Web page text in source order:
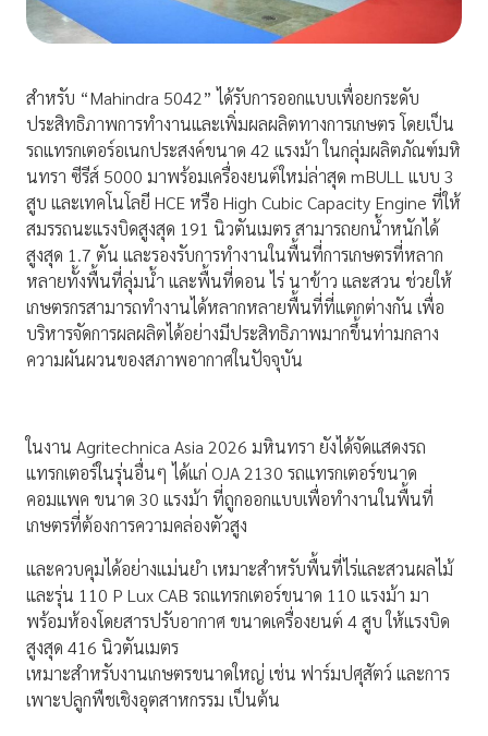
สำหรับ “Mahindra 5042” ได้รับการออกแบบเพื่อยกระดับ
ประสิทธิภาพการทำงานและเพิ่มผลผลิตทางการเกษตร โดยเป็น
รถแทรกเตอร์อเนกประสงค์ขนาด 42 แรงม้า ในกลุ่มผลิตภัณฑ์มหิ
นทรา ซีรีส์ 5000 มาพร้อมเครื่องยนต์ใหม่ล่าสุด mBULL แบบ 3
สูบ และเทคโนโลยี HCE หรือ High Cubic Capacity Engine ที่ให้
สมรรถนะแรงบิดสูงสุด 191 นิวตันเมตร สามารถยกน้ำหนักได้
สูงสุด 1.7 ตัน และรองรับการทำงานในพื้นที่การเกษตรที่หลาก
หลายทั้งพื้นที่ลุ่มน้ำ และพื้นที่ดอน ไร่ นาข้าว และสวน ช่วยให้
เกษตรกรสามารถทำงานได้หลากหลายพื้นที่ที่แตกต่างกัน เพื่อ
บริหารจัดการผลผลิตได้อย่างมีประสิทธิภาพมากขึ้นท่ามกลาง
ความผันผวนของสภาพอากาศในปัจจุบัน
ในงาน Agritechnica Asia 2026 มหินทรา ยังได้จัดแสดงรถ
แทรกเตอร์ในรุ่นอื่นๆ ได้แก่ OJA 2130 รถแทรกเตอร์ขนาด
คอมแพค ขนาด 30 แรงม้า ที่ถูกออกแบบเพื่อทำงานในพื้นที่
เกษตรที่ต้องการความคล่องตัวสูง
และควบคุมได้อย่างแม่นยำ เหมาะสำหรับพื้นที่ไร่และสวนผลไม้
และรุ่น 110 P Lux CAB รถแทรกเตอร์ขนาด 110 แรงม้า มา
พร้อมห้องโดยสารปรับอากาศ ขนาดเครื่องยนต์ 4 สูบ ให้แรงบิด
สูงสุด 416 นิวตันเมตร
เหมาะสำหรับงานเกษตรขนาดใหญ่ เช่น ฟาร์มปศุสัตว์ และการ
เพาะปลูกพืชเชิงอุตสาหกรรม เป็นต้น